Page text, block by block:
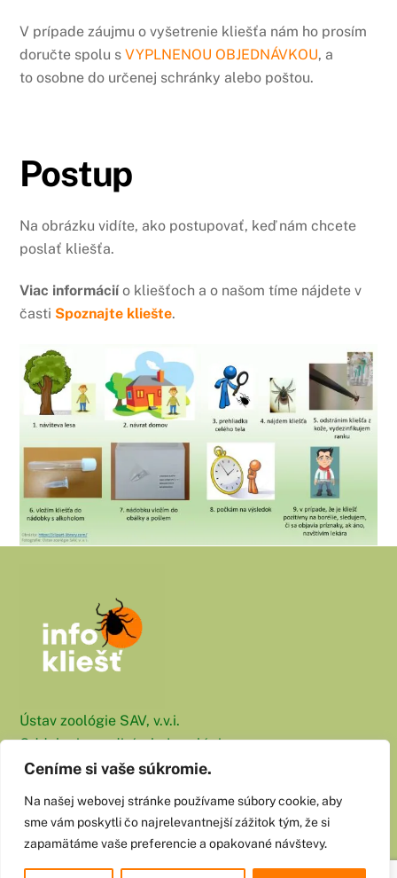
Ceníme si vaše súkromie.
Na našej webovej stránke používame súbory cookie, aby
sme vám poskytli čo najrelevantnejší zážitok tým, že si
zapamätáme vaše preferencie a opakované návštevy.
V prípade záujmu o vyšetrenie kliešťa nám ho prosím
doručte spolu sVYPLNENOU OBJEDNÁVKOU, a
to osobne do určenej schránky alebo poštou.
Postup
Na obrázku vidíte, ako postupovať, keď nám chcete
poslať kliešťa.
Viac informáciío kliešťoch a o našom tíme nájdete v
časti Spoznajte kliešte.
Ústav zoológie SAV, v.v.i.
Oddelenie medicínskej zoológie
Dúbravská cesta 9
E-mail: info@infokliest.sk
©Info kliešť2026